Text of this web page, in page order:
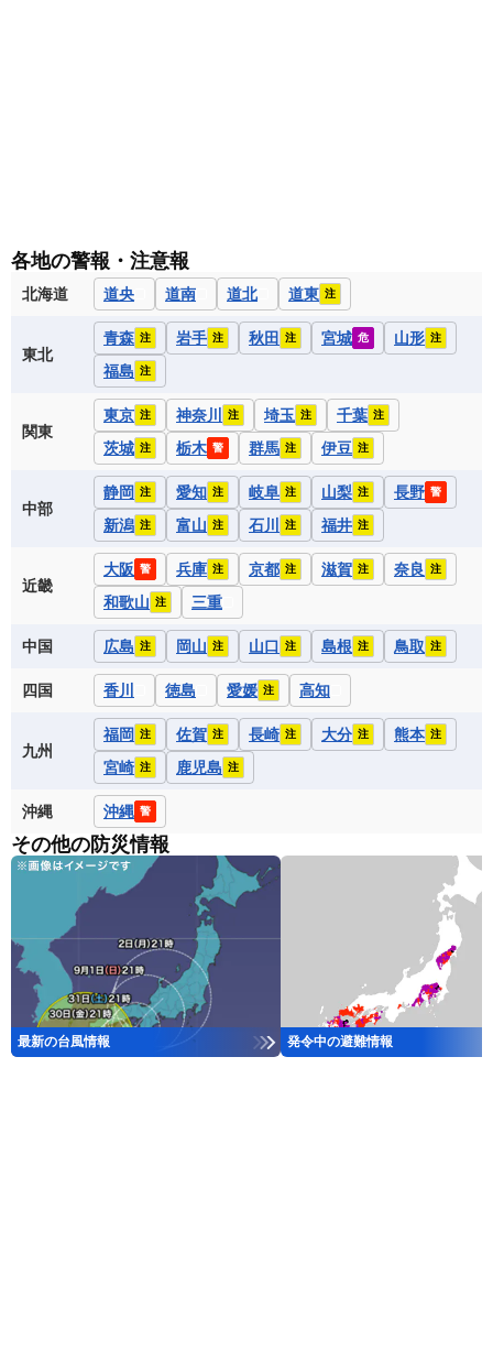
各地の警報・注意報
北海道 道央 道南 道北 道東 注
東北
青森 注 岩手 注 秋田 注 宮城 危 山形 注
福島 注
関東
東京 注 神奈川 注 埼玉 注 千葉 注
茨城 注 栃木 警 群馬 注 伊豆 注
中部
静岡 注 愛知 注 岐阜 注 山梨 注 長野 警
新潟 注 富山 注 石川 注 福井 注
近畿
大阪 警 兵庫 注 京都 注 滋賀 注 奈良 注
和歌山 注 三重
中国 広島 注 岡山 注 山口 注 島根 注 鳥取 注
四国 香川 徳島 愛媛 注 高知
九州
福岡 注 佐賀 注 長崎 注 大分 注 熊本 注
宮崎 注 鹿児島 注
沖縄 沖縄 警
その他の防災情報
最新の台風情報 発令中の避難情報